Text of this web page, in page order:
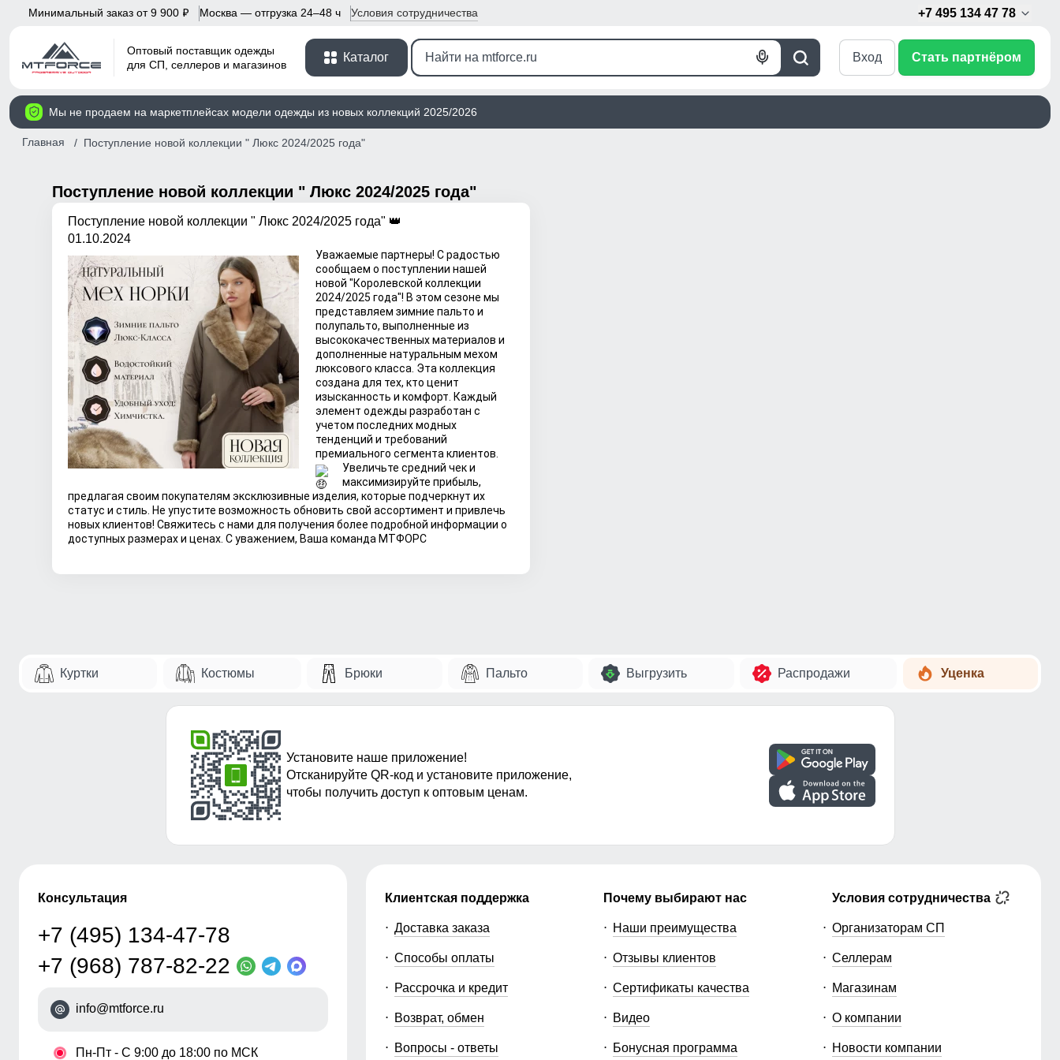
Минимальный заказ от 9 900 p Москва — отгрузка 24–48 ч Условия сотрудничества +7 495 134 47 78
Оптовый поставщик одежды
для СП, селлеров и магазинов
Каталог
Поиск
Голосовой
Вход Стать партнёром
Мы не продаем на маркетплейсах модели одежды из новых коллекций 2025/2026
Главная Поступление новой коллекции " Люкс 2024/2025 года"
Поступление новой коллекции " Люкс 2024/2025 года"
Поступление новой коллекции " Люкс 2024/2025 года" 👑
01.10.2024
Уважаемые партнеры! С радостью
сообщаем о поступлении нашей
новой "Королевской коллекции
2024/2025 года"! В этом сезоне мы
представляем зимние пальто и
полупальто, выполненные из
высококачественных материалов и
дополненные натуральным мехом
люксового класса. Эта коллекция
создана для тех, кто ценит
изысканность и комфорт. Каждый
элемент одежды разработан с
учетом последних модных
тенденций и требований
премиального сегмента клиентов.
Увеличьте средний чек и
максимизируйте прибыль,
предлагая своим покупателям эксклюзивные изделия, которые подчеркнут их
статус и стиль. Не упустите возможность обновить свой ассортимент и привлечь
новых клиентов! Свяжитесь с нами для получения более подробной информации о
доступных размерах и ценах. С уважением, Ваша команда МТФОРС
Куртки Костюмы Брюки Пальто Выгрузить Распродажи Уценка
Установите наше приложение!
Отсканируйте QR-код и установите приложение,
чтобы получить доступ к оптовым ценам.
Консультация
+7 (495) 134-47-78
+7 (968) 787-82-22
info@mtforce.ru
• Пн-Пт - С 9:00 до 18:00 по МСК
Клиентская поддержка
Доставка заказа
Способы оплаты
Рассрочка и кредит
Возврат, обмен
Вопросы - ответы
Почему выбирают нас
Наши преимущества
Отзывы клиентов
Сертификаты качества
Видео
Бонусная программа
Условия сотрудничества
Организаторам СП
Селлерам
Магазинам
О компании
Новости компании